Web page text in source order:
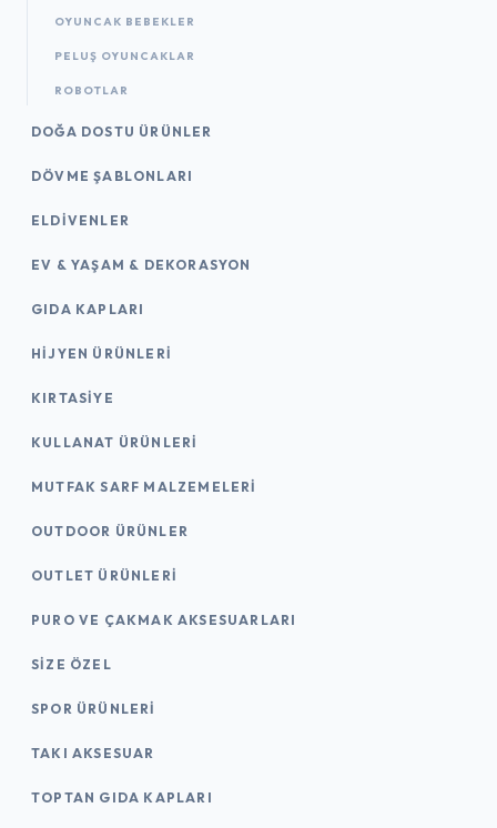
OYUNCAK BEBEKLER
PELUŞ OYUNCAKLAR
ROBOTLAR
DOĞA DOSTU ÜRÜNLER
DÖVME ŞABLONLARI
ELDIVENLER
EV & YAŞAM & DEKORASYON
GIDA KAPLARI
HIJYEN ÜRÜNLERI
KIRTASİYE
KULLANAT ÜRÜNLERI
MUTFAK SARF MALZEMELERI
OUTDOOR ÜRÜNLER
OUTLET ÜRÜNLERI
PURO VE ÇAKMAK AKSESUARLARI
SIZE ÖZEL
SPOR ÜRÜNLERI
TAKI AKSESUAR
TOPTAN GIDA KAPLARI